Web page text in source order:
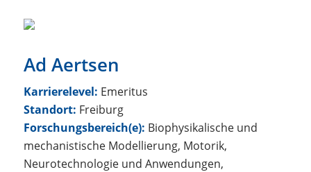
Ad Aertsen
Karrierelevel: Emeritus
Standort: Freiburg
Forschungsbereich(e): Biophysikalische und
mechanistische Modellierung, Motorik,
Neurotechnologie und Anwendungen,